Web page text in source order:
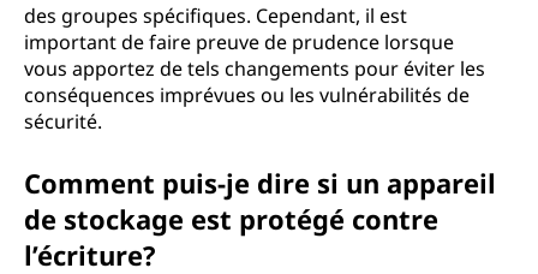
des groupes spécifiques. Cependant, il est
important de faire preuve de prudence lorsque
vous apportez de tels changements pour éviter les
conséquences imprévues ou les vulnérabilités de
sécurité.
Comment puis-je dire si un appareil
de stockage est protégé contre
l’écriture?